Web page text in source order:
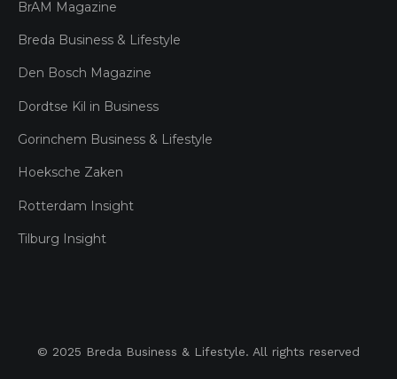
BrAM Magazine
Breda Business & Lifestyle
Den Bosch Magazine
Dordtse Kil in Business
Gorinchem Business & Lifestyle
Hoeksche Zaken
Rotterdam Insight
Tilburg Insight
© 2025 Breda Business & Lifestyle. All rights reserved